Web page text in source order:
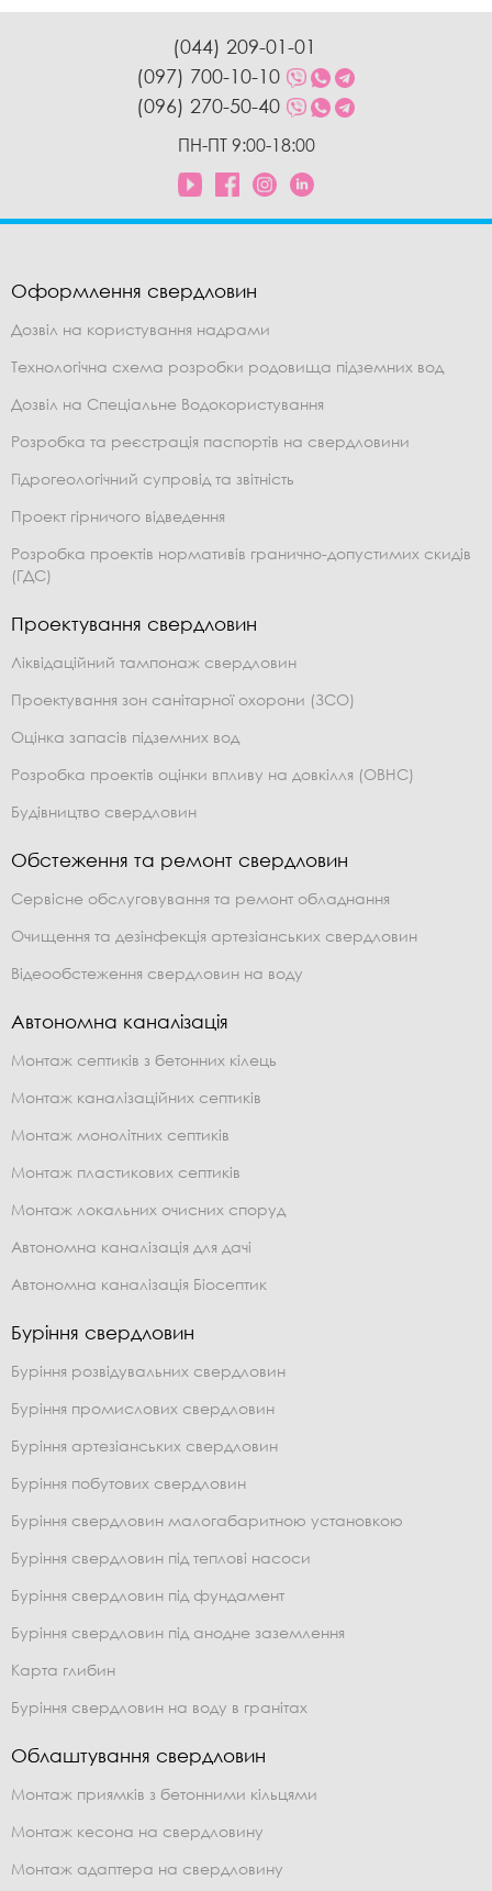
(044) 209-01-01
(097) 700-10-10
(096) 270-50-40
ПН-ПТ 9:00-18:00
Оформлення свердловин
Дозвіл на користування надрами
Технологічна схема розробки родовища підземних вод
Дозвіл на Спеціальне Водокористування
Розробка та реєстрація паспортів на свердловини
Гідрогеологічний супровід та звітність
Проект гірничого відведення
Розробка проектів нормативів гранично-допустимих скидів
(ГДС)
Проектування свердловин
Ліквідаційний тампонаж свердловин
Проектування зон санітарної охорони (ЗСО)
Оцінка запасів підземних вод
Розробка проектів оцінки впливу на довкілля (ОВНС)
Будівництво свердловин
Обстеження та ремонт свердловин
Сервісне обслуговування та ремонт обладнання
Очищення та дезінфекція артезіанських свердловин
Відеообстеження свердловин на воду
Автономна каналізація
Монтаж септиків з бетонних кілець
Монтаж каналізаційних септиків
Монтаж монолітних септиків
Монтаж пластикових септиків
Монтаж локальних очисних споруд
Автономна каналізація для дачі
Автономна каналізація Біосептик
Буріння свердловин
Буріння розвідувальних свердловин
Буріння промислових свердловин
Буріння артезіанських свердловин
Буріння побутових свердловин
Буріння свердловин малогабаритною установкою
Буріння свердловин під теплові насоси
Буріння свердловин під фундамент
Буріння свердловин під анодне заземлення
Карта глибин
Буріння свердловин на воду в гранітах
Облаштування свердловин
Монтаж приямків з бетонними кільцями
Монтаж кесона на свердловину
Монтаж адаптера на свердловину